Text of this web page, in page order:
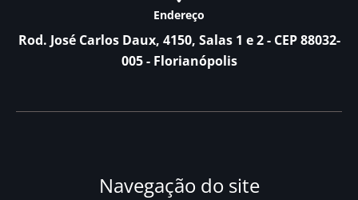
Endereço
Rod. José Carlos Daux, 4150, Salas 1 e 2 - CEP 88032-
005 - Florianópolis
Navegação do site